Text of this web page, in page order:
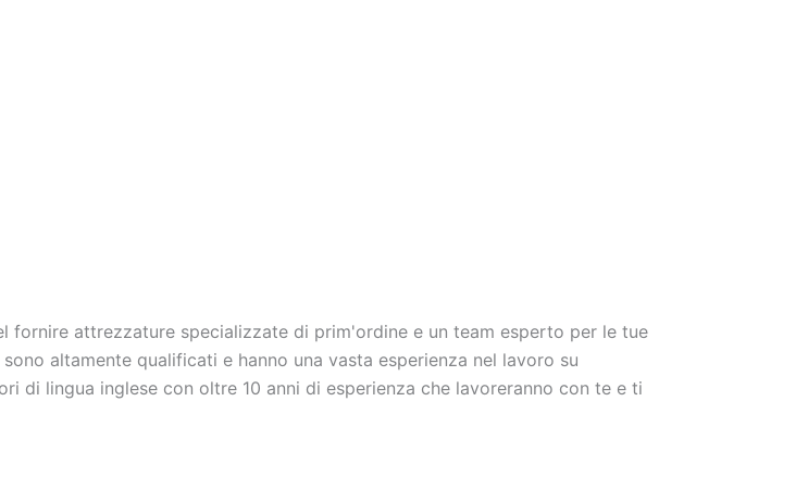
fornire attrezzature specializzate di prim'ordine e un team esperto per le tue
altamente qualificati e hanno una vasta esperienza nel lavoro su
di lingua inglese con oltre 10 anni di esperienza che lavoreranno con te e ti